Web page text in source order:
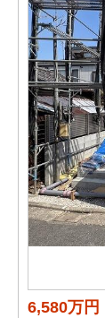
6,580万円